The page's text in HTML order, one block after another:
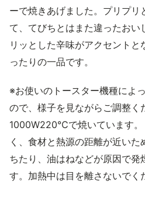
ーで焼きあげました。プリプリ
て、てびちとはまた違ったお
リッとした辛味がアクセント
ったりの一品です。
※お使いのトースター機種によ
ので、様子を見ながらご調整く
1000W220℃で焼いています。
く、食材と熱源の距離が近い
ちたり、油はねなどが原因で発
す。加熱中は目を離さないでく